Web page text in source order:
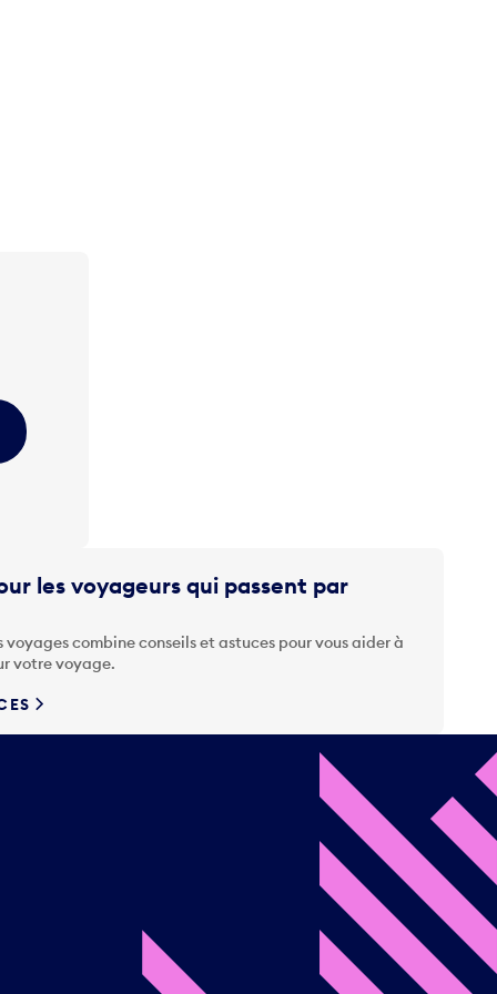
les voyageurs qui passent par
combine conseils et astuces pour vous aider à
votre voyage.